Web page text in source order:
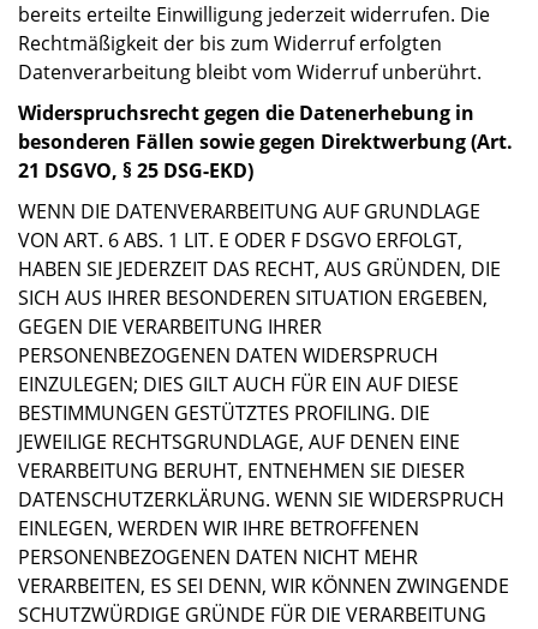
bereits erteilte Einwilligung jederzeit widerrufen. Die
Rechtmäßigkeit der bis zum Widerruf erfolgten
Datenverarbeitung bleibt vom Widerruf unberührt.
Widerspruchsrecht gegen die Datenerhebung in
besonderen Fällen sowie gegen Direktwerbung (Art.
21 DSGVO, § 25 DSG-EKD)
WENN DIE DATENVERARBEITUNG AUF GRUNDLAGE
VON ART. 6 ABS. 1 LIT. E ODER F DSGVO ERFOLGT,
HABEN SIE JEDERZEIT DAS RECHT, AUS GRÜNDEN, DIE
SICH AUS IHRER BESONDEREN SITUATION ERGEBEN,
GEGEN DIE VERARBEITUNG IHRER
PERSONENBEZOGENEN DATEN WIDERSPRUCH
EINZULEGEN; DIES GILT AUCH FÜR EIN AUF DIESE
BESTIMMUNGEN GESTÜTZTES PROFILING. DIE
JEWEILIGE RECHTSGRUNDLAGE, AUF DENEN EINE
VERARBEITUNG BERUHT, ENTNEHMEN SIE DIESER
DATENSCHUTZERKLÄRUNG. WENN SIE WIDERSPRUCH
EINLEGEN, WERDEN WIR IHRE BETROFFENEN
PERSONENBEZOGENEN DATEN NICHT MEHR
VERARBEITEN, ES SEI DENN, WIR KÖNNEN ZWINGENDE
SCHUTZWÜRDIGE GRÜNDE FÜR DIE VERARBEITUNG